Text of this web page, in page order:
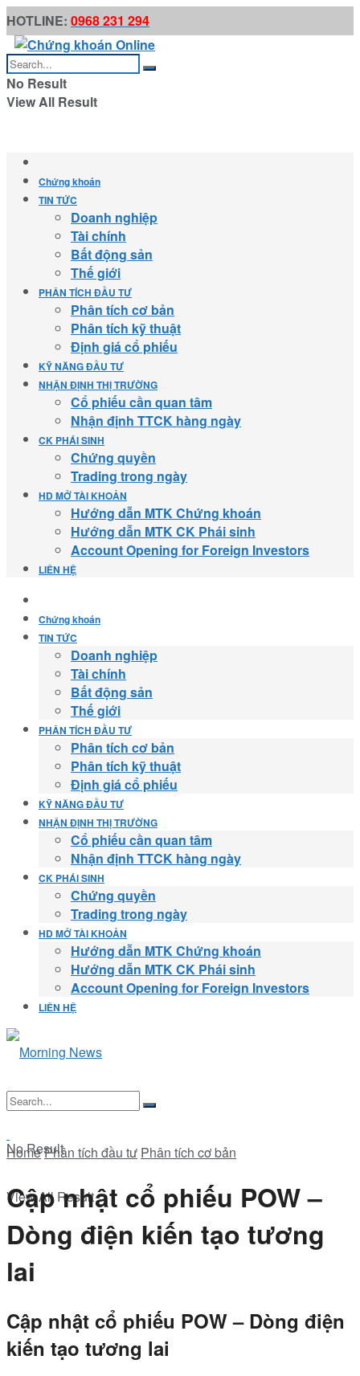
HOTLINE: 0968 231 294
No Result
View All Result
Chứng khoán
TIN TỨC
Doanh nghiệp
Tài chính
Bất động sản
Thế giới
PHÂN TÍCH ĐẦU TƯ
Phân tích cơ bản
Phân tích kỹ thuật
Định giá cổ phiếu
KỸ NĂNG ĐẦU TƯ
NHẬN ĐỊNH THỊ TRƯỜNG
Cổ phiếu cần quan tâm
Nhận định TTCK hàng ngày
CK PHÁI SINH
Chứng quyền
Trading trong ngày
HD MỞ TÀI KHOẢN
Hướng dẫn MTK Chứng khoán
Hướng dẫn MTK CK Phái sinh
Account Opening for Foreign Investors
LIÊN HỆ
Chứng khoán
TIN TỨC
Doanh nghiệp
Tài chính
Bất động sản
Thế giới
PHÂN TÍCH ĐẦU TƯ
Phân tích cơ bản
Phân tích kỹ thuật
Định giá cổ phiếu
KỸ NĂNG ĐẦU TƯ
NHẬN ĐỊNH THỊ TRƯỜNG
Cổ phiếu cần quan tâm
Nhận định TTCK hàng ngày
CK PHÁI SINH
Chứng quyền
Trading trong ngày
HD MỞ TÀI KHOẢN
Hướng dẫn MTK Chứng khoán
Hướng dẫn MTK CK Phái sinh
Account Opening for Foreign Investors
LIÊN HỆ
No Result
View All Result
HomePhân tích đầu tư Phân tích cơ bản
Cập nhật cổ phiếu POW –
Dòng điện kiến tạo tương
lai
Cập nhật cổ phiếu POW – Dòng điện
kiến tạo tương lai